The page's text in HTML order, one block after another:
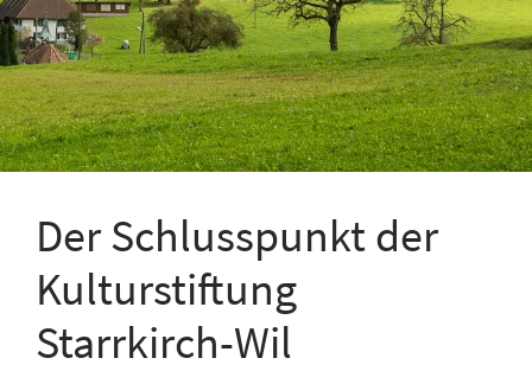
Der Schlusspunkt der
Kulturstiftung
Starrkirch-Wil